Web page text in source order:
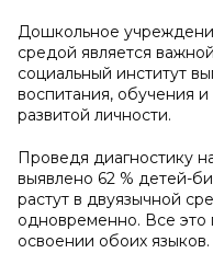
Дошкольное
средой является
социальный институт
воспитания, обучения
развитой личности.
Проведя диагностику
выявлено 62 % детей-
растут в двуязычной
одновременно. Все это
освоении обоих языков.